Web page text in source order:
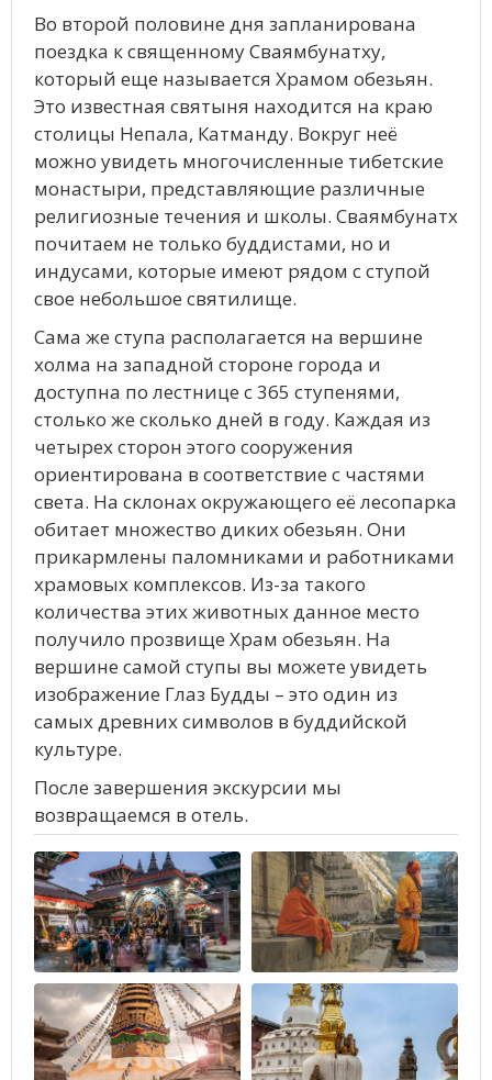
Во второй половине дня запланирована
поездка к священному Сваямбунатху,
который еще называется Храмом обезьян.
Это известная святыня находится на краю
столицы Непала, Катманду. Вокруг неё
можно увидеть многочисленные тибетские
монастыри, представляющие различные
религиозные течения и школы. Сваямбунатх
почитаем не только буддистами, но и
индусами, которые имеют рядом с ступой
свое небольшое святилище.
Сама же ступа располагается на вершине
холма на западной стороне города и
доступна по лестнице с 365 ступенями,
столько же сколько дней в году. Каждая из
четырех сторон этого сооружения
ориентирована в соответствие с частями
света. На склонах окружающего её лесопарка
обитает множество диких обезьян. Они
прикармлены паломниками и работниками
храмовых комплексов. Из-за такого
количества этих животных данное место
получило прозвище Храм обезьян. На
вершине самой ступы вы можете увидеть
изображение Глаз Будды – это один из
самых древних символов в буддийской
культуре.
После завершения экскурсии мы
возвращаемся в отель.